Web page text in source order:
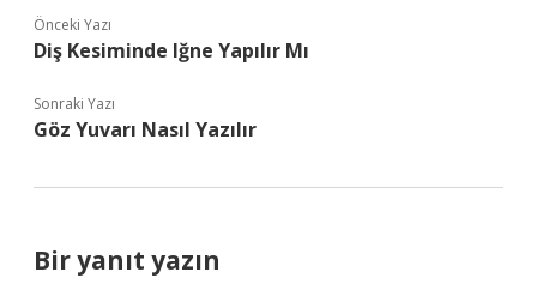
Önceki Yazı
Diş Kesiminde Iğne Yapılır Mı
Sonraki Yazı
Göz Yuvarı Nasıl Yazılır
Bir yanıt yazın